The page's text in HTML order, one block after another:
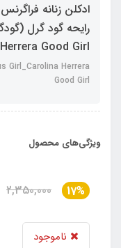
ادکلن زنانه
Good Girl
Girl_Carolina Herrera
Good Girl
ویژگی‌های محصول
17%
2,350,000
ناموجود